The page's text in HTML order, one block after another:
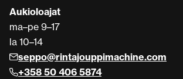
Aukioloajat
ma–pe 9–17
la 10–14
seppo@rintajouppimachine.com
+358 50 406 5874